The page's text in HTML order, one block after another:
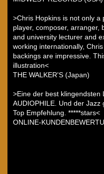
>Chris Hopkins is not only
player, composer, arranger,
and university lecturer and
working internationally,
backings are impressive.
illustration<
THE WALKER'S (Japan)
>Eine der best klingendsten
AUDIOPHILE. Und der Jazz
Top Empfehlung. *****stars<
ONLINE-